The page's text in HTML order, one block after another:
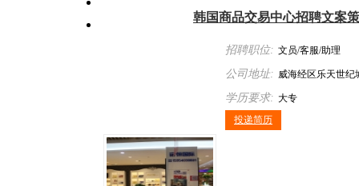
韩国商品交易中心招聘文案
招聘职位: 文员/客服/助理
公司地址: 威海经区乐天世纪
学历要求: 大专
投递简历